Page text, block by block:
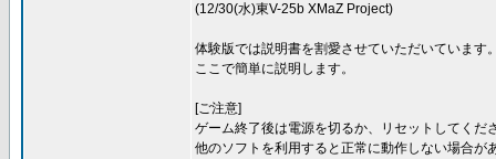
(12/30(水)東V-25b XMaZ Project)
体験版では説明書を割愛させていただいています
ここで簡単に説明します。
[ご注意]
ゲーム終了後は電源を切るか、リセットしてく
他のソフトを利用すると正常に動作しない場合が